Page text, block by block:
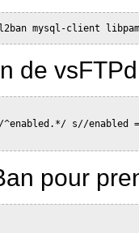
mysql-client
de
s//enabled
pour